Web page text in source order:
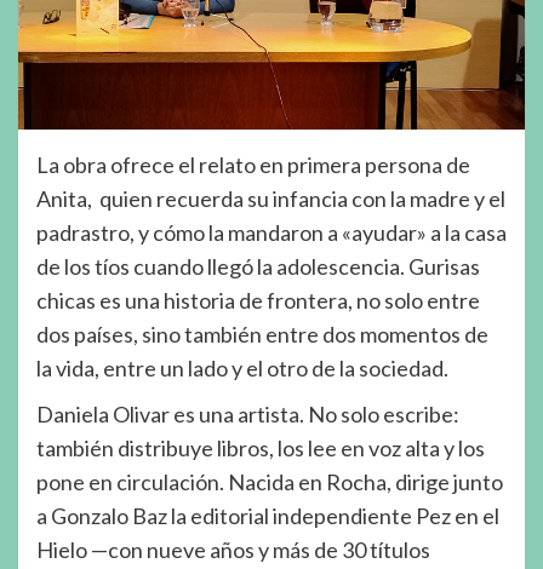
La obra ofrece el relato en primera persona de
Anita, quien recuerda su infancia con la madre y el
padrastro, y cómo la mandaron a «ayudar» a la casa
de los tíos cuando llegó la adolescencia. Gurisas
chicas es una historia de frontera, no solo entre
dos países, sino también entre dos momentos de
la vida, entre un lado y el otro de la sociedad.
Daniela Olivar es una artista. No solo escribe:
también distribuye libros, los lee en voz alta y los
pone en circulación. Nacida en Rocha, dirige junto
a Gonzalo Baz la editorial independiente Pez en el
Hielo —con nueve años y más de 30 títulos